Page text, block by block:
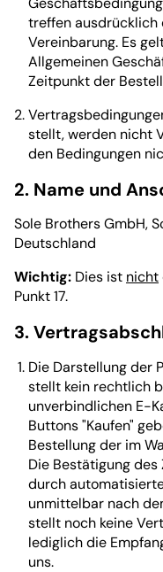
treffen
Vereinbarung. Es
Allgemeinen
Zeitpunkt der
stellt, werden nicht
den Bedingungen
2. Name und
Sole Brothers GmbH,
Deutschland
Wichtig: Dies ist nicht
Punkt 17.
3.
Die Darstellung der
stellt kein rechtlich
unverbindlichen E-
Buttons "Kaufen"
Bestellung der im
Die Bestätigung
durch
unmittelbar nach
stellt noch keine
lediglich die
uns.